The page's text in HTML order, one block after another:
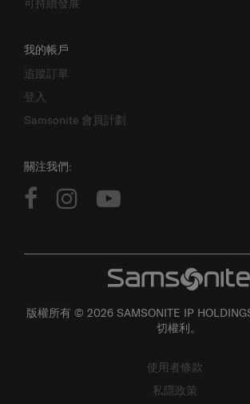
追蹤訂單
登入
Samsonite 會員計劃
切權利。
私隱政策
個人資料收集聲明